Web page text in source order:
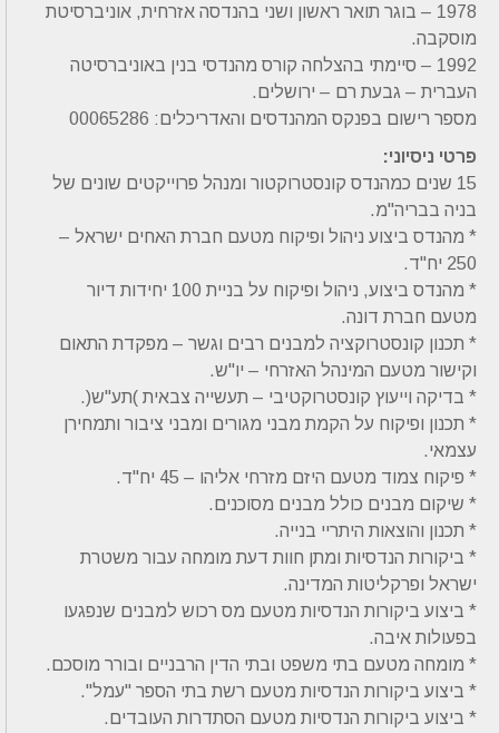
1978 – בוגר תואר ראשון ושני בהנדסה אזרחית, אוניברסיטת
מוסקבה.
1992 – סיימתי בהצלחה קורס מהנדסי בנין באוניברסיטה
העברית – גבעת רם – ירושלים.
מספר רישום בפנקס המהנדסים והאדריכלים: 00065286
פרטי ניסיוני:
15 שנים כמהנדס קונסטרוקטור ומנהל פרוייקטים שונים של
בניה בבריה"מ.
* מהנדס ביצוע ניהול ופיקוח מטעם חברת האחים ישראל –
250 יח"ד.
* מהנדס ביצוע, ניהול ופיקוח על בניית 100 יחידות דיור
מטעם חברת דונה.
* תכנון קונסטרוקציה למבנים רבים וגשר – מפקדת התאום
וקישור מטעם המינהל האזרחי – יו"ש.
* בדיקה וייעוץ קונסטרוקטיבי – תעשייה צבאית )תע"ש(.
* תכנון ופיקוח על הקמת מבני מגורים ומבני ציבור ותמחירן
עצמאי.
* פיקוח צמוד מטעם היזם מזרחי אליהו – 45 יח"ד.
* שיקום מבנים כולל מבנים מסוכנים.
* תכנון והוצאות היתריי בנייה.
* ביקורות הנדסיות ומתן חוות דעת מומחה עבור משטרת
ישראל ופרקליטות המדינה.
* ביצוע ביקורות הנדסיות מטעם מס רכוש למבנים שנפגעו
בפעולות איבה.
* מומחה מטעם בתי משפט ובתי הדין הרבניים ובורר מוסכם.
* ביצוע ביקורות הנדסיות מטעם רשת בתי הספר "עמל".
* ביצוע ביקורות הנדסיות מטעם הסתדרות העובדים.